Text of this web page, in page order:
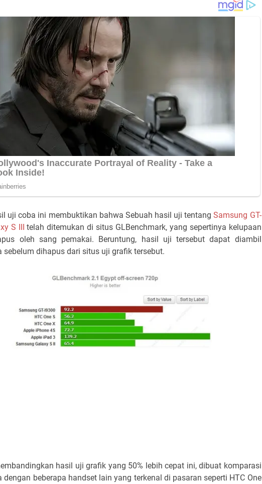
uji coba ini membuktikan bahwa Sebuah hasil uji tentangSamsung GT-
S III telah ditemukan di situs GLBenchmark, yang sepertinya kelupaan
oleh sang pemakai. Beruntung, hasil uji tersebut dapat diambil
sebelum dihapus dari situs uji grafik tersebut.
hasil uji grafik yang 50% lebih cepat ini, dibuat komparasi
dengan beberapa handset lain yang terkenal di pasaran seperti HTC One